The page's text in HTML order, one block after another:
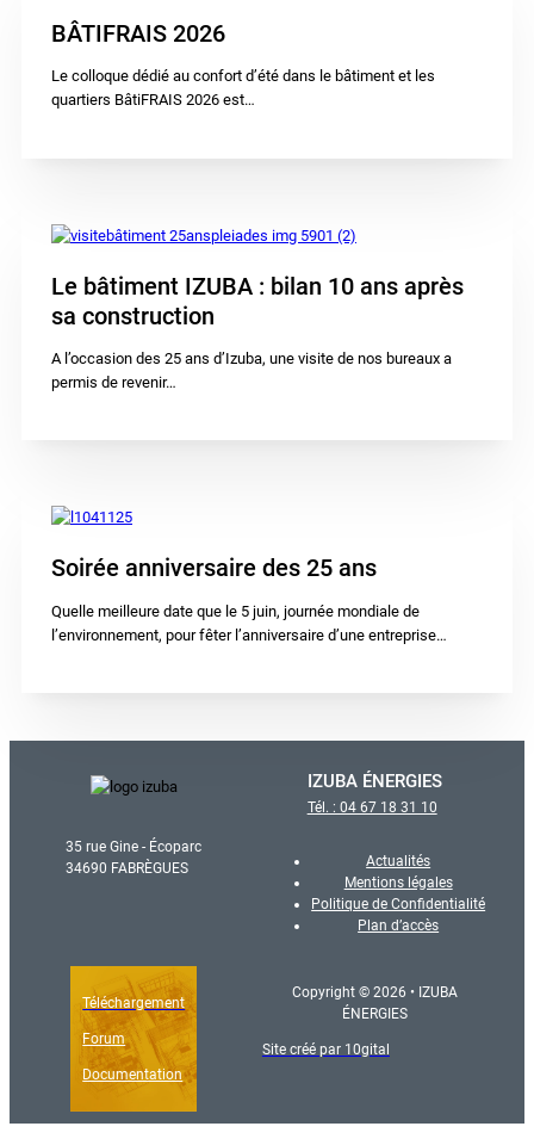
BÂTIFRAIS 2026
Le colloque dédié au confort d’été dans le bâtiment et les
quartiers BâtiFRAIS 2026 est…
Le bâtiment IZUBA : bilan 10 ans après
sa construction
A l’occasion des 25 ans d’Izuba, une visite de nos bureaux a
permis de revenir…
Soirée anniversaire des 25 ans
Quelle meilleure date que le 5 juin, journée mondiale de
l’environnement, pour fêter l’anniversaire d’une entreprise…
IZUBA ÉNERGIES
Tél. : 04 67 18 31 10
35 rue Gine - Écoparc
34690 FABRÈGUES
Actualités
Mentions légales
Politique de Confidentialité
Plan d’accès
Téléchargement
Forum
Documentation
Copyright © 2026 • IZUBA
ÉNERGIES
Site créé par 10gital